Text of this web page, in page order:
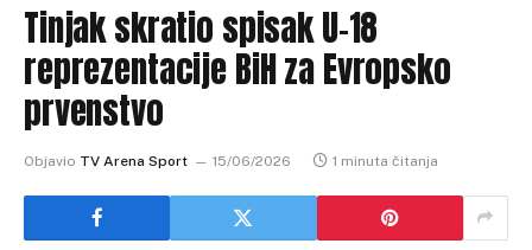
Tinjak skratio spisak U-18
reprezentacije BiH za Evropsko
prvenstvo
Objavio TV Arena Sport 15/06/2026 1 minuta čitanja